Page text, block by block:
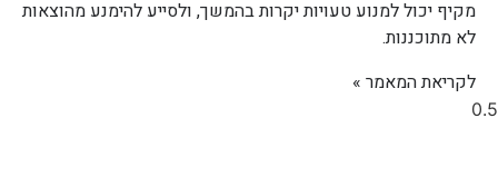
מקיף יכול למנוע טעויות יקרות בהמשך, ולסייע להימנע מהוצאות
לא מתוכננות.
לקריאת המאמר »